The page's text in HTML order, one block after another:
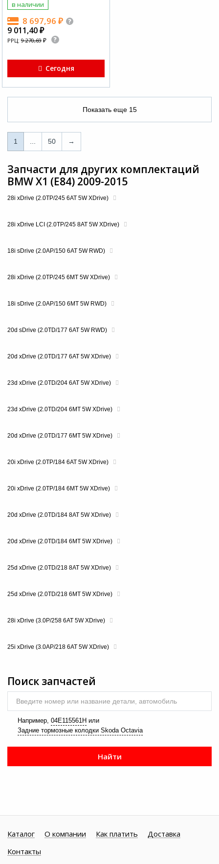
в наличии
8 697,96 ₽
9 011,40₽
РРЦ: 9 270,69 ₽
Сегодня
Показать еще 15
1
50
→
1 50 →
Запчасти для других комплектаций
BMW X1 (E84) 2009-2015
28i xDrive (2.0TP/245 6AT 5W XDrive)
28i xDrive LCI (2.0TP/245 8AT 5W XDrive)
18i sDrive (2.0AP/150 6AT 5W RWD)
28i xDrive (2.0TP/245 6MT 5W XDrive)
18i sDrive (2.0AP/150 6MT 5W RWD)
20d sDrive (2.0TD/177 6AT 5W RWD)
20d xDrive (2.0TD/177 6AT 5W XDrive)
23d xDrive (2.0TD/204 6AT 5W XDrive)
23d xDrive (2.0TD/204 6MT 5W XDrive)
20d xDrive (2.0TD/177 6MT 5W XDrive)
20i xDrive (2.0TP/184 6AT 5W XDrive)
20i xDrive (2.0TP/184 6MT 5W XDrive)
20d xDrive (2.0TD/184 8AT 5W XDrive)
20d xDrive (2.0TD/184 6MT 5W XDrive)
25d xDrive (2.0TD/218 8AT 5W XDrive)
25d xDrive (2.0TD/218 6MT 5W XDrive)
28i xDrive (3.0P/258 6AT 5W XDrive)
25i xDrive (3.0AP/218 6AT 5W XDrive)
Поиск запчастей
Введите номер или название детали, автомобиль
Например, 04E115561H или
Задние тормозные колодки Skoda Octavia
Найти
Каталог О компании Как платить
Доставка
Контакты